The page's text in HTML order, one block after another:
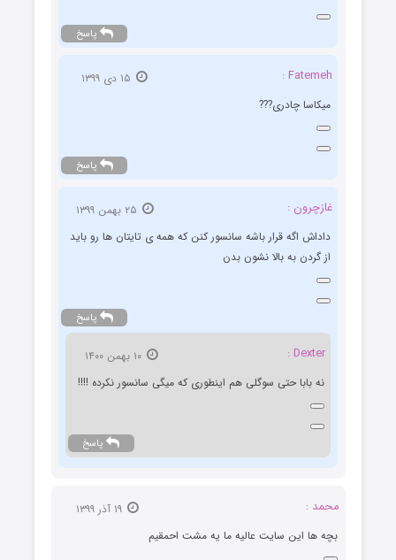
پاسخ
Fatemeh :
میکاسا چادری???
پاسخ
غازچرون :
داداش اگه قرار باشه سانسور کنن که همه ی تایتان ها رو باید
از گردن به بالا نشون بدن
پاسخ
Dexter :
۱۰ بهمن ۱۴۰۰
نه بابا حتی سوگلی هم اینطوری که میگی سانسور نکرده !!!!
پاسخ
محمد :
بچه ها این سایت عالیه ما یه مشت احمقیم